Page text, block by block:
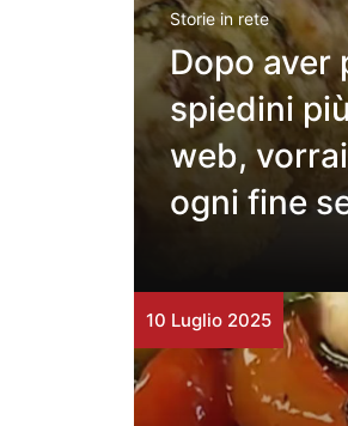
Storie in rete
Dopo aver
spiedini
web,
ogni fine
10 Luglio 2025